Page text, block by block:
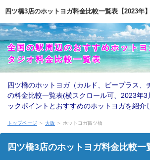
四ツ橋3店のホットヨガ料金比較一覧表【2023年】
全国の駅周辺のおすすめホット
タジオ料金比較一覧表
四ツ橋のホットヨガ（カルド、ビープラス、
の料金比較一覧表(横スクロール可、2023年3
ックポイントとおすすめのホットヨガを紹介
トップページ ＞ 大阪 ＞ ホットヨガ四ツ橋
四ツ橋3店のホットヨガ料金比較一